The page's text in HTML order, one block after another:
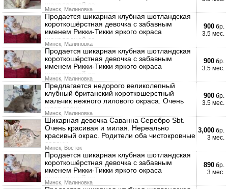
шоколадной зо
Минск, Малиновка
Продается шикарная клубная шотландская
короткошёрстная девочка с забавным
именем Рикки-Тикки яркого окраса
шоколадной зо
Минск, Малиновка
900 бр.
3.5 мес.
Продается шикарная клубная шотландская
короткошёрстная девочка с забавным
именем Рикки-Тикки яркого окраса
шоколадной зо
Минск, Малиновка
900 бр.
3.5 мес.
Предлагается недорого великолепный
клубный британский короткошерстный
мальчик нежного лилового окраса. Очень
ждет своих
Минск, Малиновка
900 бр.
3.5 мес.
Шикарная девочка Саванна Серебро Sbt.
Очень красивая и милая. Нереально
красивый окрас. Родители оба чистокровные
саванн
Минск, Восток
3,000 бр.
3 мес.
Продается шикарная клубная шотландская
короткошёрстная девочка с забавным
именем Рикки-Тикки яркого окраса
шоколадной зо
Минск, Малиновка
890 бр.
3 мес.